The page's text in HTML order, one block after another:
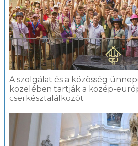
A szolgálat és a közösség
közelében tartják a közép-
cserkésztalálkozót